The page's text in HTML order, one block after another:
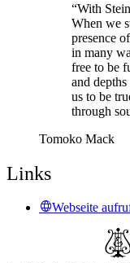
“With
When we
presence
in many
free to be
and
us to be
through
Tomoko Mack
Links
Webseite